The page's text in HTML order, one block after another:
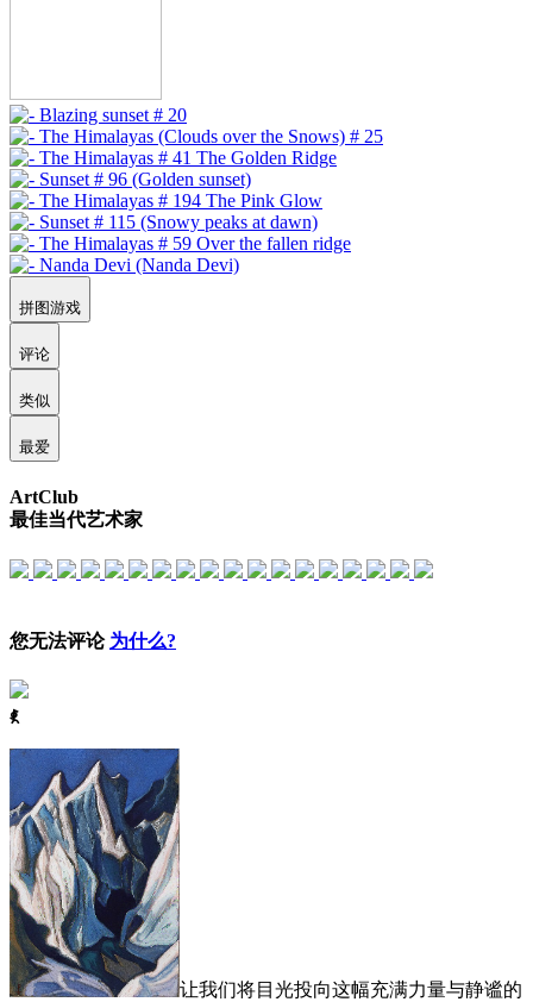
拼图游戏
评论
类似
最爱
ArtClub
最佳当代艺术家
您无法评论 为什么?
ꈅ
让我们将目光投向这幅充满力量与静谧的